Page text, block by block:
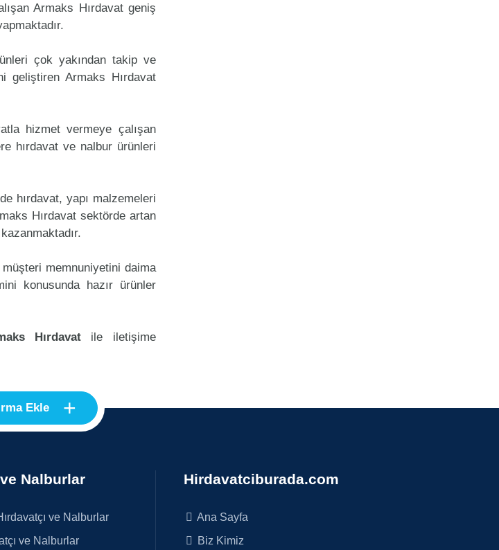
Armaks Hırdavat geniş
çok yakından takip ve
geliştiren Armaks Hırdavat
hizmet vermeye çalışan
hırdavat ve nalbur ürünleri
hırdavat, yapı malzemeleri
Hırdavat sektörde artan
memnuniyetini daima
konusunda hazır ürünler
Hırdavat ile iletişime
Ekle +
ve Nalburlar
ve Nalburlar
ve Nalburlar
Hirdavatciburada.com
Ana Sayfa
Biz Kimiz